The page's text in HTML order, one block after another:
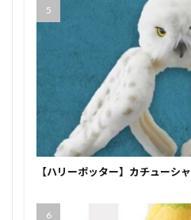
【ハリーポッター】カチューシャ